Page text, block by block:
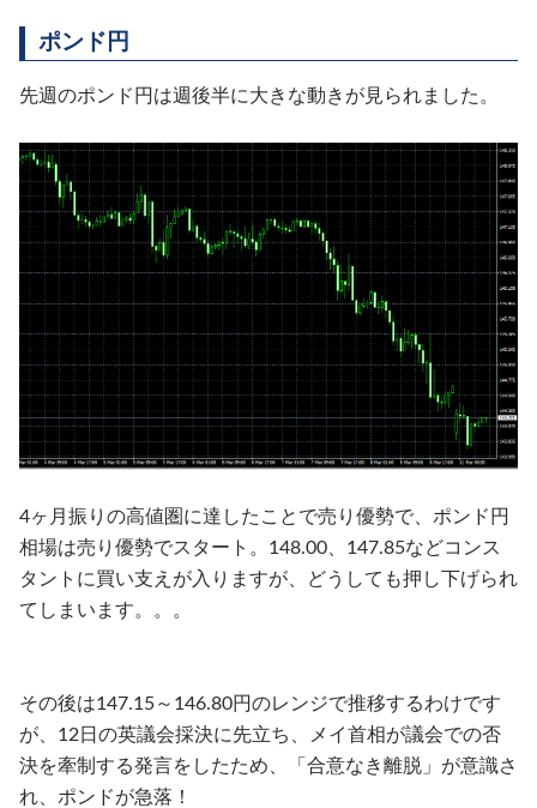
ポンド円
先週のポンド円は週後半に大きな動きが見られました。
4ヶ月振りの高値圏に達したことで売り優勢で、ポンド円
相場は売り優勢でスタート。148.00、147.85などコンス
タントに買い支えが入りますが、どうしても押し下げられ
てしまいます。。。
その後は147.15～146.80円のレンジで推移するわけです
が、12日の英議会採決に先立ち、メイ首相が議会での否
決を牽制する発言をしたため、「合意なき離脱」が意識さ
れ、ポンドが急落！